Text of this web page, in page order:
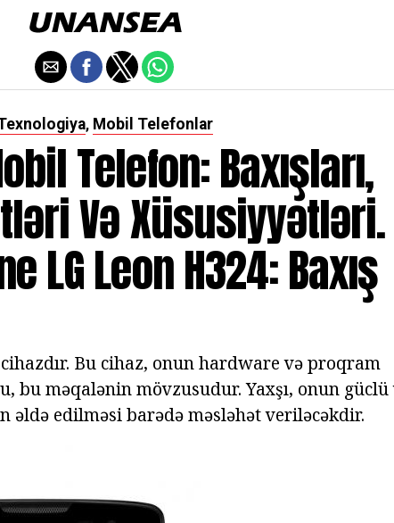
, Mobil Telefonlar
Telefon: Baxışları,
Və Xüsusiyyətləri.
LG Leon H324: Baxış
Bu cihaz, onun hardware və proqram
bu məqalənin mövzusudur. Yaxşı, onun güclü
əldə edilməsi barədə məsləhət veriləcəkdir.